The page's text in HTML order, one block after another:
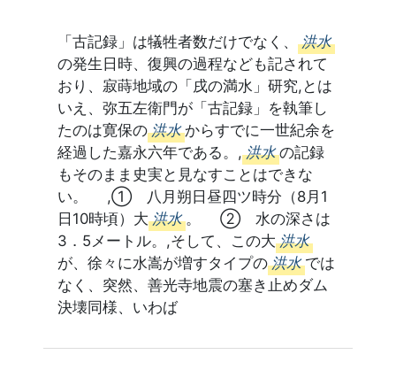
「古記録」は犠牲者数だけでなく、 洪水
の発生日時、復興の過程なども記されて
おり、寂蒔地域の「戌の満水」研究,とは
いえ、弥五左衛門が「古記録」を執筆し
たのは寛保の 洪水 からすでに一世紀余を
経過した嘉永六年である。, 洪水 の記録
もそのまま史実と見なすことはできな
い。 ,① 八月朔日昼四ツ時分（8月1
日10時頃）大 洪水 。 ② 水の深さは
3．5メートル。,そして、この大 洪水
が、徐々に水嵩が増すタイプの 洪水 では
なく、突然、善光寺地震の塞き止めダム
決壊同様、いわば